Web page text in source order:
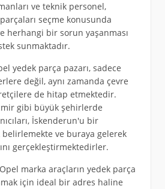
ve teknik personel,
seçme konusunda
herhangi bir sorun yaşanması
sunmaktadır.
yedek parça pazarı, sadece
değil, aynı zamanda çevre
de hitap etmektedir.
gibi büyük şehirlerde
İskenderun'u bir
ve buraya gelerek
gerçekleştirmektedirler.
marka araçların yedek parça
için ideal bir adres haline